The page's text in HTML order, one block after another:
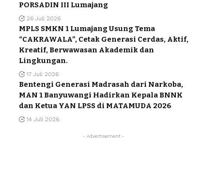
PORSADIN III Lumajang
26 Juli 2026
MPLS SMKN 1 Lumajang Usung Tema
“CAKRAWALA”, Cetak Generasi Cerdas, Aktif,
Kreatif, Berwawasan Akademik dan
Lingkungan.
17 Juli 2026
Bentengi Generasi Madrasah dari Narkoba,
MAN 1 Banyuwangi Hadirkan Kepala BNNK
dan Ketua YAN LPSS di MATAMUDA 2026
14 Juli 2026
- Advertisement -